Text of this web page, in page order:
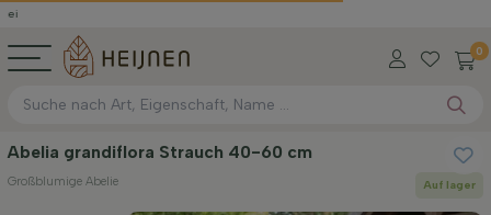
0
Abelia grandiflora Strauch 40-60 cm
Großblumige Abelie Auf lager